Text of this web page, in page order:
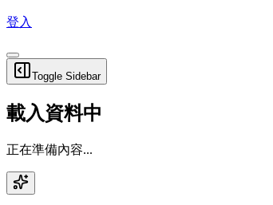
登入
Toggle Sidebar
載入資料中
正在準備內容...